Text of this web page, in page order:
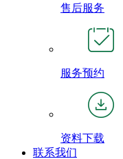
售后服务
服务预约
资料下载
联系我们